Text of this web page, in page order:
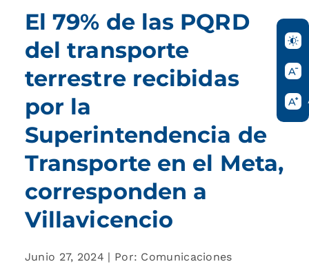
El 79% de las PQRD
del transporte
terrestre recibidas
por la
Superintendencia de
Transporte en el Meta,
corresponden a
Villavicencio
Junio 27, 2024 | Por: Comunicaciones